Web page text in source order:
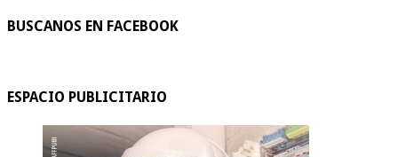
BUSCANOS EN FACEBOOK
ESPACIO PUBLICITARIO